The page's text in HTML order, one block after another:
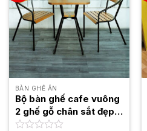
BÀN GHẾ ĂN
Bộ bàn ghế cafe vuông
2 ghế gỗ chân sắt đẹp
BBCF30